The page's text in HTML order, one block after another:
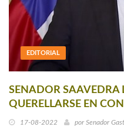
EDITORIAL
SENADOR SAAVEDRA
QUERELLARSE EN
17-08-2022 por Senador